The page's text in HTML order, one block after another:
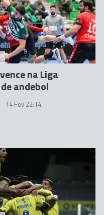
na Liga
andebol
14 Fev 22:14